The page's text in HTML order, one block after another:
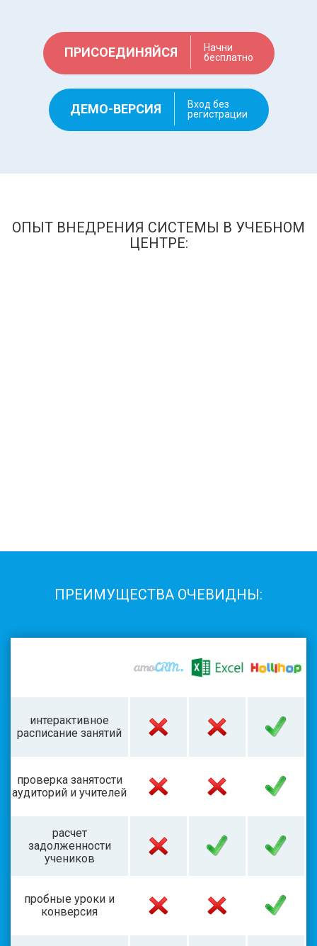
ПРИСОЕДИНЯЙСЯ
Начни
бесплатно
ДЕМО-ВЕРСИЯ
Вход без
регистрации
ОПЫТ ВНЕДРЕНИЯ СИСТЕМЫ В УЧЕБНОМ
ЦЕНТРЕ:
ПРЕИМУЩЕСТВА ОЧЕВИДНЫ:
интерактивное
расписание занятий
проверка занятости
аудиторий и учителей
расчет
задолженности
учеников
пробные уроки и
конверсия